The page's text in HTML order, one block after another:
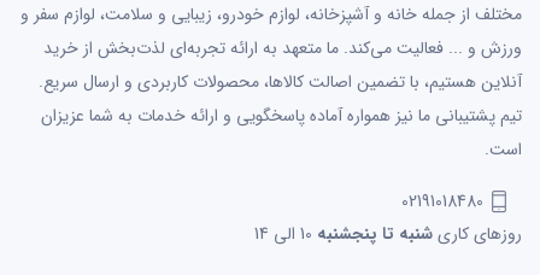
مختلف از جمله خانه و آشپزخانه، لوازم خودرو، زیبایی و سلامت، لوازم سفر و
ورزش و ... فعالیت می‌کند. ما متعهد به ارائه تجربه‌ای لذت‌بخش از خرید
آنلاین هستیم، با تضمین اصالت کالاها، محصولات کاربردی و ارسال سریع.
تیم پشتیبانی ما نیز همواره آماده پاسخگویی و ارائه خدمات به شما عزیزان
است.
02191018480
روزهای کاریشنبه تا پنجشنبه